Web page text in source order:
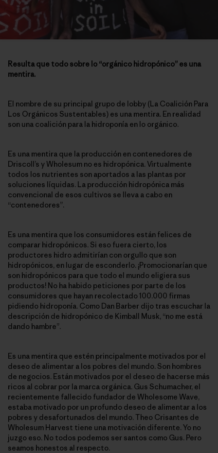
Resulta que todo sobre lo “orgánico hidropónico” es una
mentira.
El nombre de su principal grupo de lobby (La Coalición Para
Los Orgánicos Sustentables) es una mentira. En realidad
son una coalición para la hidroponía en lo orgánico.
Es una mentira que la producción en contenedores de
Driscoll’s y Wholesum no es hidropónica. Virtualmente
todos los nutrientes son aportados a las plantas por
soluciones líquidas. La producción hidropónica más
convencional de esos cultivos se lleva a cabo en
“contenedores”.
Es una mentira que los consumidores están felices de
comparar hidropónicos. Si eso fuera cierto, los
productores hidro admitirían con orgullo que son
hidropónicos, en lugar de esconderlo. ¡Promocionarían que
son hidropónicos para que todo el mundo eligiera sus
productos! No ha habido peticiones por parte de los
consumidores que hayan recolectado 100.000 firmas
pidiendo hidroponía. Como Dan Barber dijo tras escuchar la
descripción de hidropónico de Kimball Musk, “no me está
dando hambre”.
Es una mentira que estén principalmente motivados por el
deseo de alimentar a los pobres del mundo. Son hombres
de negocios. Están motivados por el deseo de hacerse más
ricos al cobrar por la marca orgánica. Gus Schumacher, el
recientemente fallecido fundador de Wholesome Wave,
estaba motivado por un profundo deseo de alimentar a los
pobres y desafortunados del mundo. Theo Crisantes de
Wholesum Harvest tiene una motivación diferente. Yo no
juzgo eso. No todos podemos ser santos como Gus. Pero
seamos honestos al respecto.